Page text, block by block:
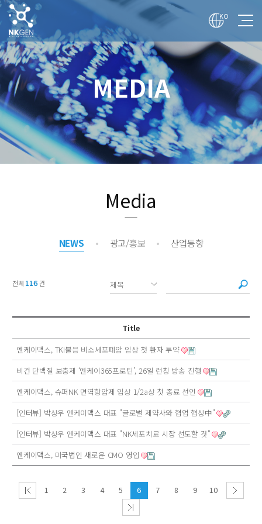
회사
기술
사업
투자
매체
KO
기
MEDIA
Media
NEWS 광고/홍보 산업동향
전체 116건
Title
엔케이맥스, TKI불응 비소세포폐암 임상 첫 환자 투약
비건 단백질 보충제 ‘엔케이365프로틴’, 26일 런칭 방송 진행
엔케이맥스, 슈퍼NK 면역항암제 임상 1/2a상 첫 종료 선언
[인터뷰] 박상우 엔케이맥스 대표 "글로벌 제약사와 협업 협상中"
[인터뷰] 박상우 엔케이맥스 대표 "NK세포치료 시장 선도할 것"
엔케이맥스, 미국법인 새로운 CMO 영입
1 2 3 4 5 6 7 8 9 10